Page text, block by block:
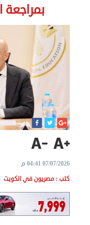
للمصريين
بالخارج
القنصلية
البعثة
الدبلوماسية
بمراجعة
07/07/2026 04:41 م
كتب : مصريون في الكويت